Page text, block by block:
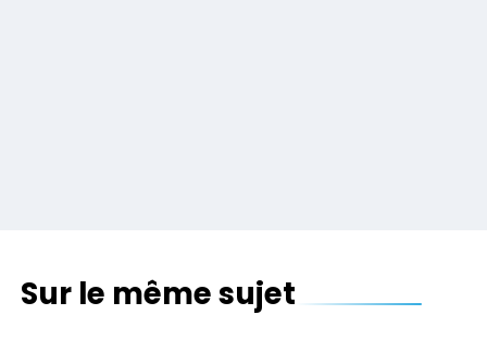
Sur le même sujet